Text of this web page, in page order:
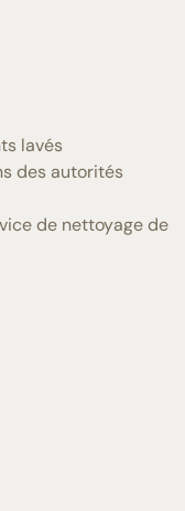
lavés
des autorités
de nettoyage de